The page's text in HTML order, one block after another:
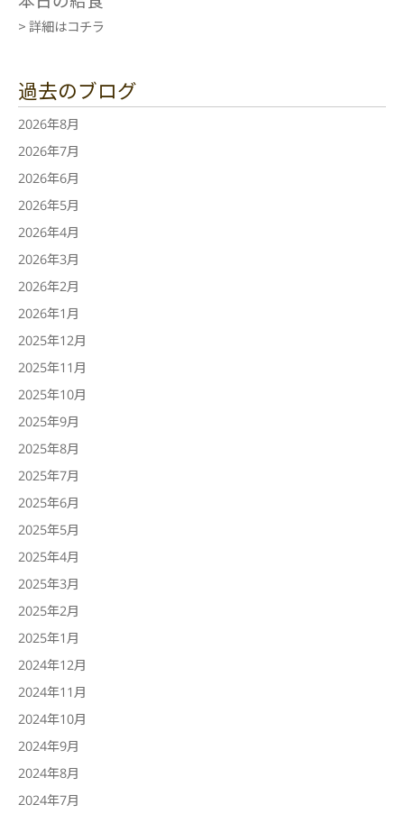
> 詳細はコチラ
過去のブログ
2026年8月
2026年7月
2026年6月
2026年5月
2026年4月
2026年3月
2026年2月
2026年1月
2025年12月
2025年11月
2025年10月
2025年9月
2025年8月
2025年7月
2025年6月
2025年5月
2025年4月
2025年3月
2025年2月
2025年1月
2024年12月
2024年11月
2024年10月
2024年9月
2024年8月
2024年7月